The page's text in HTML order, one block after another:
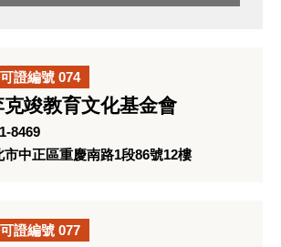
證編號 074
竣教育文化基金會
8469
中正區重慶南路1段86號12樓
證編號 077